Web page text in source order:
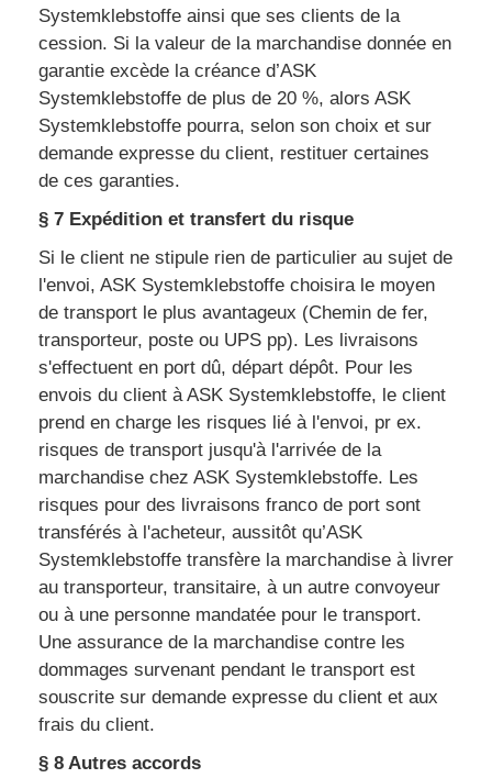
Systemklebstoffe ainsi que ses clients de la
cession. Si la valeur de la marchandise donnée en
garantie excède la créance d’ASK
Systemklebstoffe de plus de 20 %, alors ASK
Systemklebstoffe pourra, selon son choix et sur
demande expresse du client, restituer certaines
de ces garanties.
§ 7 Expédition et transfert du risque
Si le client ne stipule rien de particulier au sujet de
l'envoi, ASK Systemklebstoffe choisira le moyen
de transport le plus avantageux (Chemin de fer,
transporteur, poste ou UPS pp). Les livraisons
s'effectuent en port dû, départ dépôt. Pour les
envois du client à ASK Systemklebstoffe, le client
prend en charge les risques lié à l'envoi, pr ex.
risques de transport jusqu'à l'arrivée de la
marchandise chez ASK Systemklebstoffe. Les
risques pour des livraisons franco de port sont
transférés à l'acheteur, aussitôt qu’ASK
Systemklebstoffe transfère la marchandise à livrer
au transporteur, transitaire, à un autre convoyeur
ou à une personne mandatée pour le transport.
Une assurance de la marchandise contre les
dommages survenant pendant le transport est
souscrite sur demande expresse du client et aux
frais du client.
§ 8 Autres accords